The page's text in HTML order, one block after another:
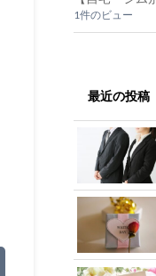
1件のビュー
最近の投稿